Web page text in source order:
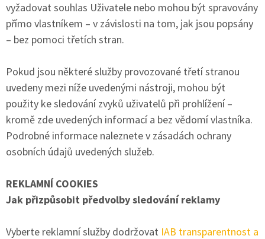
vyžadovat souhlas Uživatele nebo mohou být spravovány
přímo vlastníkem – v závislosti na tom, jak jsou popsány
– bez pomoci třetích stran.
Pokud jsou některé služby provozované třetí stranou
uvedeny mezi níže uvedenými nástroji, mohou být
použity ke sledování zvyků uživatelů při prohlížení –
kromě zde uvedených informací a bez vědomí vlastníka.
Podrobné informace naleznete v zásadách ochrany
osobních údajů uvedených služeb.
REKLAMNÍ COOKIES
Jak přizpůsobit předvolby sledování reklamy
Vyberte reklamní služby dodržovat IAB transparentnost a